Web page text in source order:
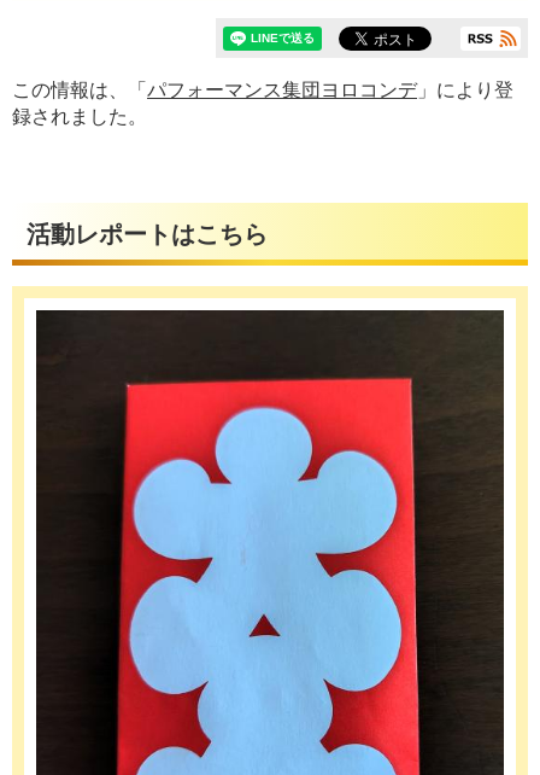
この情報は、「 パフォーマンス集団ヨロコンデ」により登
録されました。
活動レポートはこちら